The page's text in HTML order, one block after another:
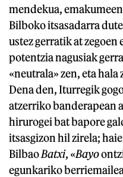
mendekua,
Bilboko itsasadarra
ustez gerratik at
potentzia nagusiak
«neutrala» zen, eta hala
Dena den, Iturregik
atzerriko banderapean
hirurogei bat bapore
itsasgizon hil zirela;
BilbaoBatxi, «Bayo
egunkariko